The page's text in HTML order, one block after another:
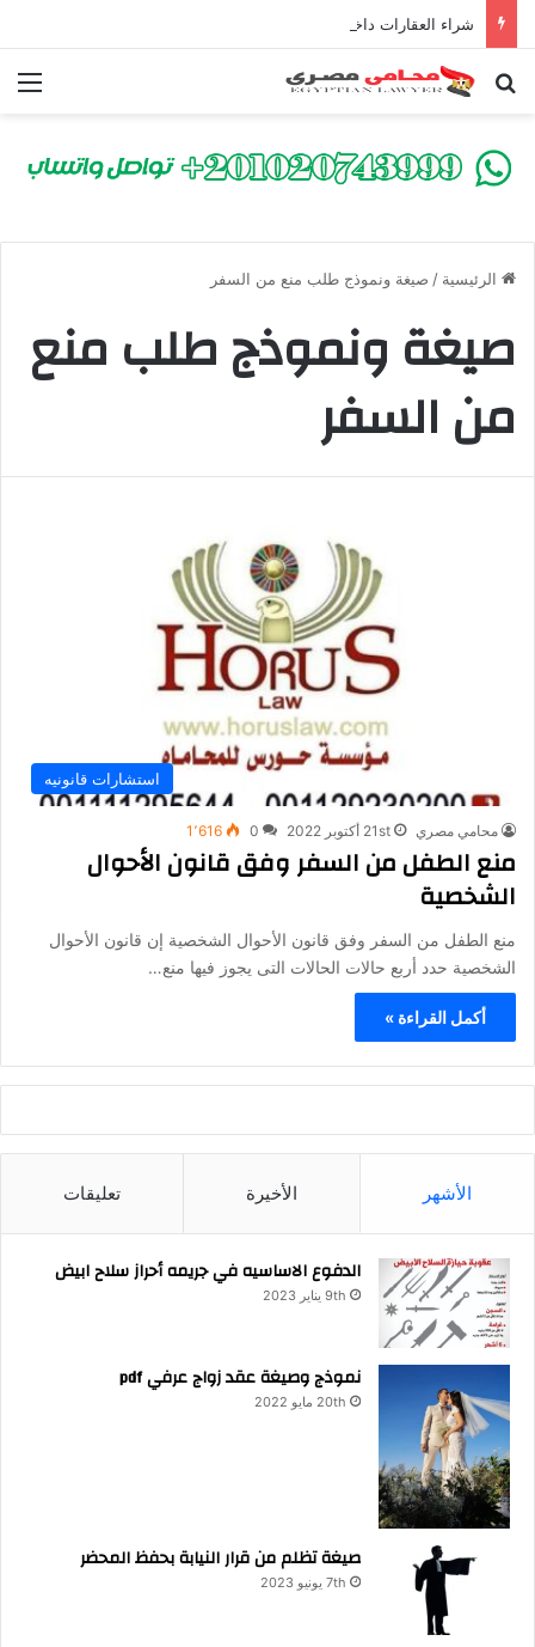
بحث عن
الرئيسية / صيغة ونموذج طلب منع من السفر
صيغة ونموذج طلب منع
من السفر
استشارات قانونيه
محامي مصري 21st أكتوبر 2022 0 1٬616
منع الطفل من السفر وفق قانون الأحوال
الشخصية
منع الطفل من السفر وفق قانون الأحوال الشخصية إن قانون الأحوال
الشخصية حدد أربع حالات الحالات التى يجوز فيها منع…
أكمل القراءة »
الأشهر الأخيرة تعليقات
الدفوع الاساسيه في جريمه أحراز سلاح ابيض
9th يناير 2023
نموذج وصيغة عقد زواج عرفي pdf
20th مايو 2022
صيغة تظلم من قرار النيابة بحفظ المحضر
7th يونيو 2023